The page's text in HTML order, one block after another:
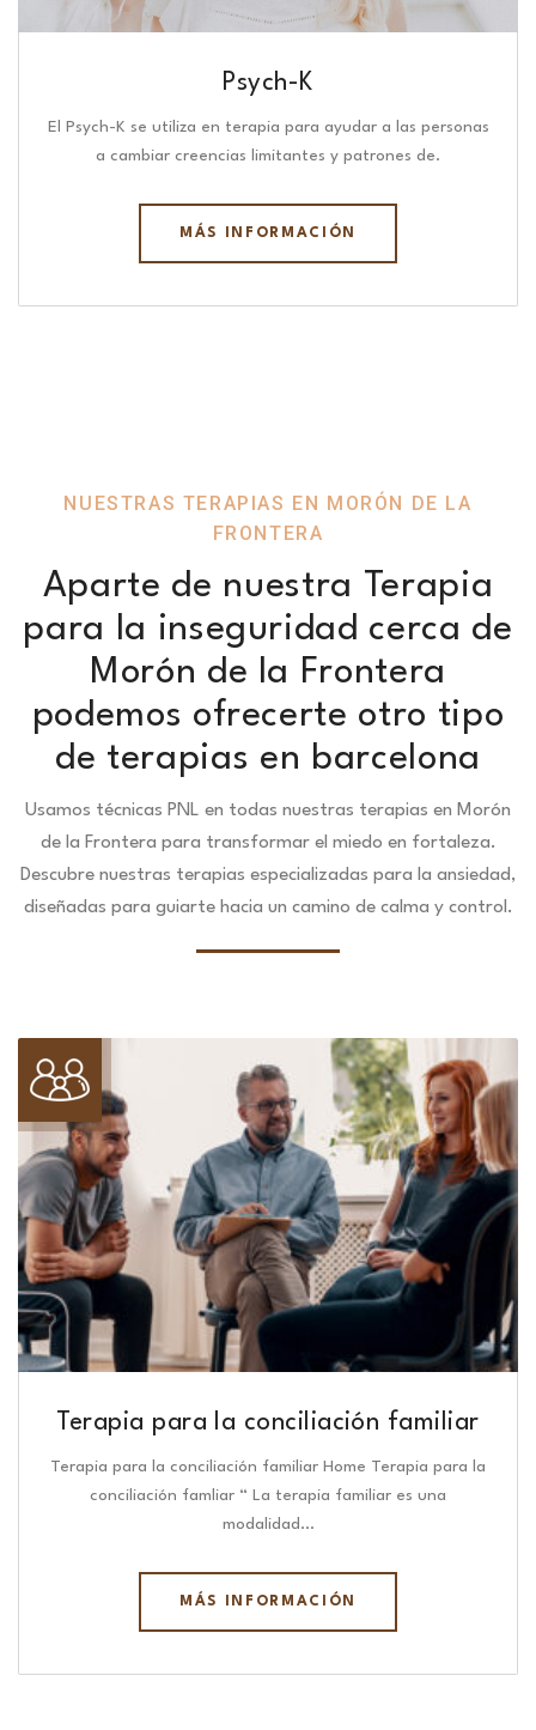
Psych-K
El Psych-K se utiliza en terapia para ayudar a las personas
a cambiar creencias limitantes y patrones de.
MÁS INFORMACIÓN
NUESTRAS TERAPIAS EN MORÓN DE LA
FRONTERA
Aparte de nuestra Terapia
para la inseguridad cerca de
Morón de la Frontera
podemos ofrecerte otro tipo
de terapias en barcelona
Usamos técnicas PNL en todas nuestras terapias en Morón
de la Frontera para transformar el miedo en fortaleza.
Descubre nuestras terapias especializadas para la ansiedad,
diseñadas para guiarte hacia un camino de calma y control.
Terapia para la conciliación familiar
Terapia para la conciliación familiar Home Terapia para la
conciliación famliar “ La terapia familiar es una
modalidad…
MÁS INFORMACIÓN